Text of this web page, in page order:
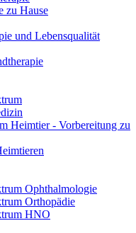
zu Hause
und Lebensqualität
Heimtier - Vorbereitung zu
Ophthalmologie
Orthopädie
HNO